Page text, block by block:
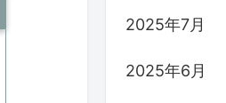
2025年7月
2025年6月